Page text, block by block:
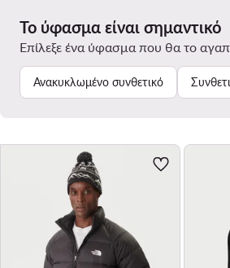
Το ύφασμα είναι σημαντικό
Επίλεξε ένα ύφασμα που θα το
Ανακυκλωμένο συνθετικό